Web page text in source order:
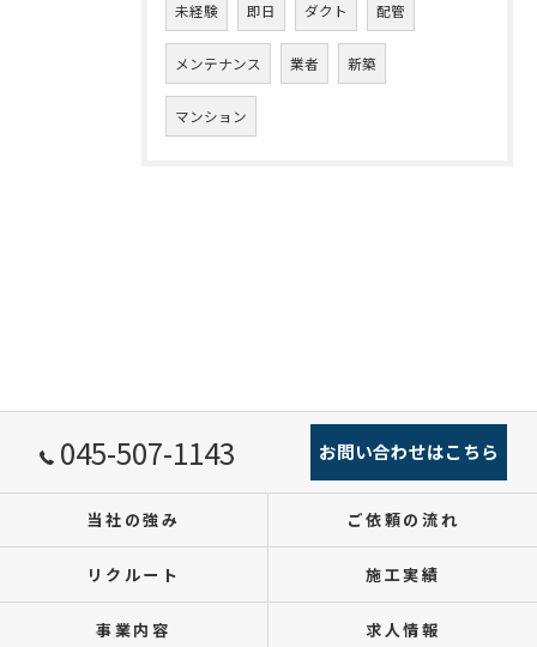
未経験 即日 ダクト 配管
メンテナンス 業者 新築
マンション
045-507-1143 お問い合わせはこちら
当社の強み ご依頼の流れ
リクルート 施工実績
事業内容 求人情報